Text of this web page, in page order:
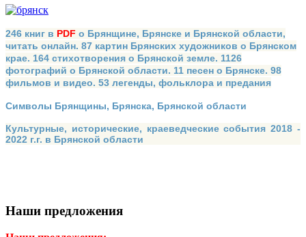
246 книг в PDF о Брянщине, Брянске и Брянской области,
читать онлайн. 87 картин Брянских художников о Брянском
крае. 164 стихотворения о Брянской земле. 1126
фотографий о Брянской области. 11 песен о Брянске. 98
фильмов и видео. 53 легенды, фольклора и предания
Символы Брянщины, Брянска, Брянской области
Культурные, исторические, краеведческие события 2018 -
2022 г.г. в Брянской области
Наши предложения